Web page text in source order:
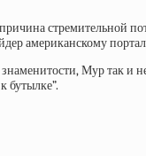
стремительной
американскому
Мур так и
бутылке”.